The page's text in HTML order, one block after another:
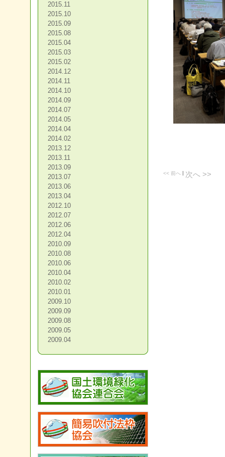
2015.11
2015.10
2015.09
2015.08
2015.04
2015.03
2015.02
2014.12
2014.11
2014.10
2014.09
2014.07
2014.05
2014.04
2014.02
2013.12
2013.11
2013.09
2013.07
2013.06
2013.04
2012.10
2012.07
2012.06
2012.04
2010.09
2010.08
2010.06
2010.04
2010.02
2010.01
2009.10
2009.09
2009.08
2009.05
2009.04
<< 前へ | 次へ >>